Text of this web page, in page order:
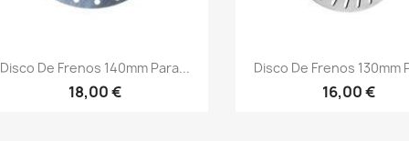
Vista rápida
Disco De Frenos 140mm Para...
18,00 €
Vista rápida
Disco De Frenos 130mm
16,00 €